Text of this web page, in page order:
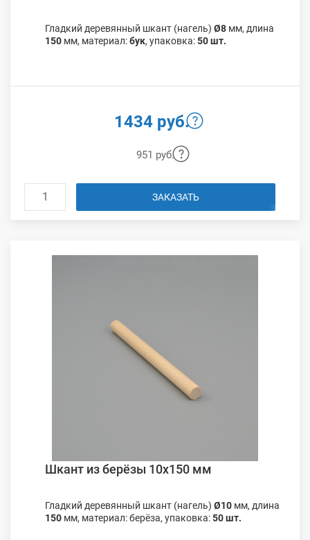
Гладкий деревянный шкант (нагель) Ø8 мм, длина
150 мм, материал:бук, упаковка:50 шт.
1434 руб.
951 руб.
ЗАКАЗАТЬ
Шкант из берёзы 10х150 мм
Гладкий деревянный шкант (нагель) Ø10 мм, длина
150 мм, материал: берёза, упаковка:50 шт.